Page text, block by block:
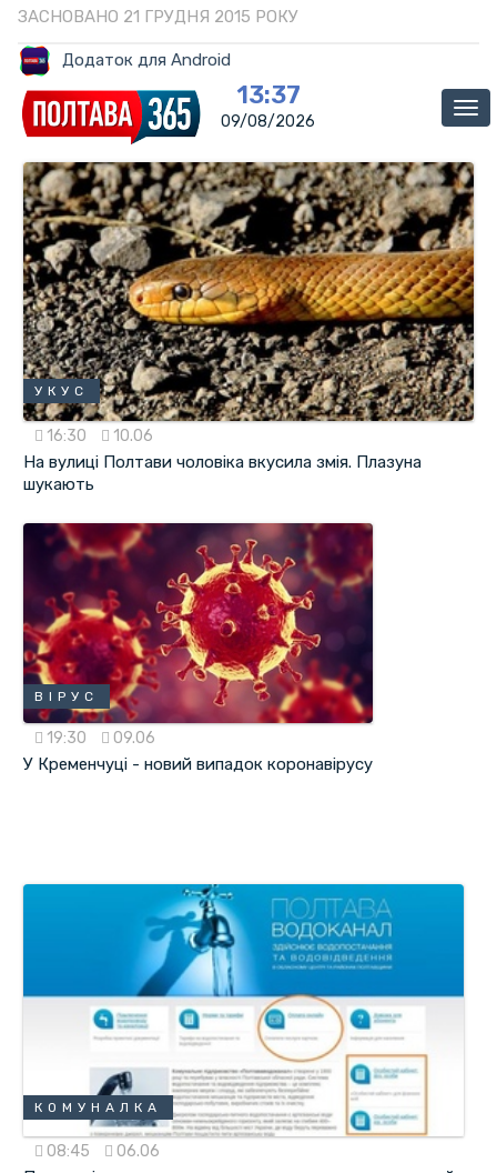
ЗАСНОВАНО 21 ГРУДНЯ 2015 РОКУ
Додаток для Android
13:37
09/08/2026
УКУС
16:30 10.06
На вулиці Полтави чоловіка вкусила змія. Плазуна
шукають
ВІРУС
19:30 09.06
У Кременчуці - новий випадок коронавірусу
КОМУНАЛКА
08:45 06.06